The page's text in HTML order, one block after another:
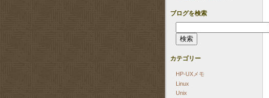
ブログを検索
索:
カテゴリー
HP-UXメモ
Linux
Unix